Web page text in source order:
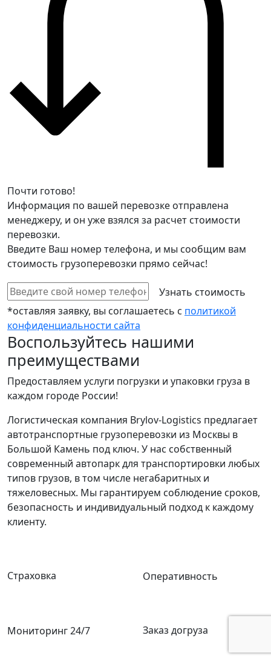
Почти готово!
Информация по вашей перевозке отправлена
менеджеру, и он уже взялся за расчет стоимости
перевозки.
Введите Ваш номер телефона, и мы сообщим вам
стоимость грузоперевозки прямо сейчас!
*оставляя заявку, вы соглашаетесь с политикой
конфиденциальности сайта
Воспользуйтесь нашими
преимуществами
Предоставляем услуги погрузки и упаковки груза в
каждом городе России!
Логистическая компания Brylov-Logistics предлагает
автотранспортные грузоперевозки из Москвы в
Большой Камень под ключ. У нас собственный
современный автопарк для транспортировки любых
типов грузов, в том числе негабаритных и
тяжеловесных. Мы гарантируем соблюдение сроков,
безопасность и индивидуальный подход к каждому
клиенту.
Страховка Оперативность
Мониторинг 24/7 Заказ догруза